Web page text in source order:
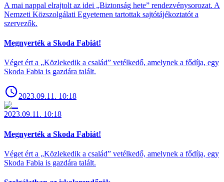
A mai nappal elrajtolt az idei „Biztonság hete” rendezvénysorozat. A
Nemzeti Közszolgálati Egyetemen tartottak sajtótájékoztatót a
szervezők.
Megnyerték a Skoda Fabiát!
Véget ért a „Közlekedik a család” vetélkedő, amelynek a fődíja, egy
Skoda Fabia is gazdára talált.
2023.09.11. 10:18
2023.09.11. 10:18
Megnyerték a Skoda Fabiát!
Véget ért a „Közlekedik a család” vetélkedő, amelynek a fődíja, egy
Skoda Fabia is gazdára talált.